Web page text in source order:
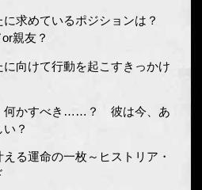
に求めているポジションは？
親友？
に向けて行動を起こすきっかけ
何かすべき……？ 彼は今、あ
？
る運命の一枚～ヒストリア・